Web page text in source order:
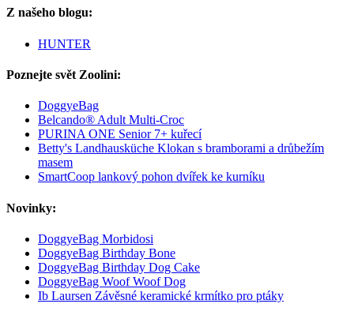
Z našeho blogu:
HUNTER
Poznejte svět Zoolini:
DoggyeBag
Belcando® Adult Multi-Croc
PURINA ONE Senior 7+ kuřecí
Betty's Landhausküche Klokan s bramborami a drůbežím
masem
SmartCoop lankový pohon dvířek ke kurníku
Novinky:
DoggyeBag Morbidosi
DoggyeBag Birthday Bone
DoggyeBag Birthday Dog Cake
DoggyeBag Woof Woof Dog
Ib Laursen Závěsné keramické krmítko pro ptáky